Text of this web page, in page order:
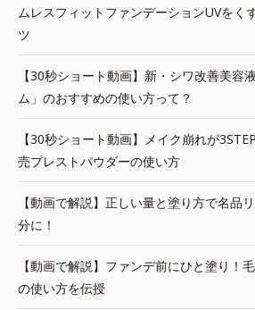
ムレスフィットファンデーションUVをく
ツ
【30秒ショート動画】新・シワ改善美容
ム」のおすすめの使い方って？
【30秒ショート動画】メイク崩れが
売プレストパウダーの使い方
【動画で解説】正しい量と塗り方で名品
分に！
【動画で解説】ファンデ前にひと塗り！
の使い方を伝授